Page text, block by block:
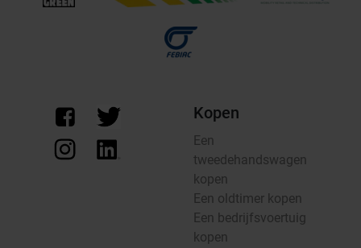
Kopen
Een
tweedehandswagen
kopen
Een oldtimer kopen
Een bedrijfsvoertuig
kopen